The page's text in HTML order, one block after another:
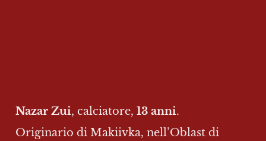
Nazar Zui, calciatore, 13 anni.
Originario di Makiivka, nell’Oblast di